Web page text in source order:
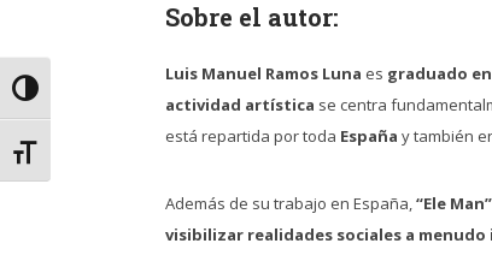
Alternar alto contraste
Alternar tamaño de letra
Sobre el autor:
Luis Manuel Ramos Luna es graduado
actividad artística se centra
está repartida por toda España y también
Además de su trabajo en España,“Ele Man”
visibilizar realidades sociales a